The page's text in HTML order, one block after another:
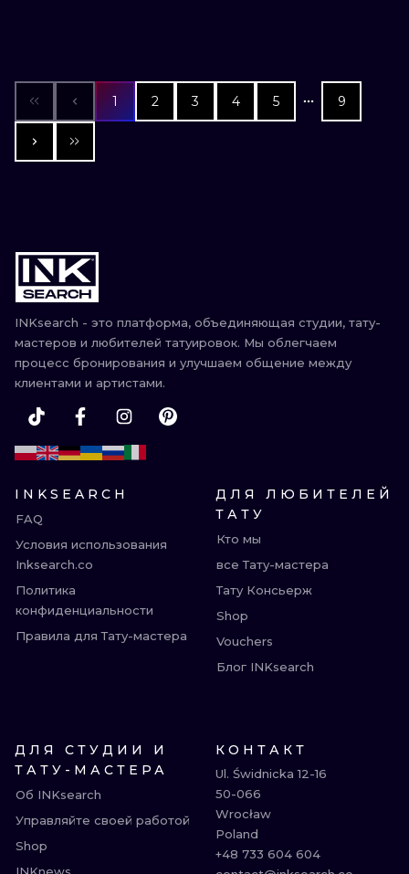
1 2 3 4 5 9
INKsearch - это платформа, объединяющая студии, тату-
мастеров и любителей татуировок. Мы облегчаем
процесс бронирования и улучшаем общение между
клиентами и артистами.
INKSEARCH
FAQ
Условия использования
Inksearch.co
Политика
конфиденциальности
Правила для Тату-мастера
ДЛЯ ЛЮБИТЕЛЕЙ
ТАТУ
Кто мы
все Тату-мастера
Тату Консьерж
Shop
Vouchers
Блог INKsearch
ДЛЯ СТУДИИ И
ТАТУ-МАСТЕРА
Об INKsearch
Управляйте своей работой
Shop
КОНТАКТ
Ul. Świdnicka 12-16
50-066
Wrocław
Poland
+48 733 604 604